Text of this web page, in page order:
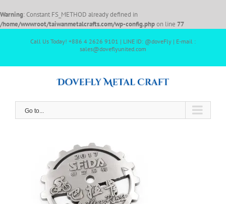
Warning: Constant FS_METHOD already defined in
/home/wwwroot/taiwanmetalcrafts.com/wp-config.phpon line 77
Call Us Today! +886 4 2626 9101 | LINE ID: @doveFly | E-mail :
sales@doveflyunited.com
Go to...